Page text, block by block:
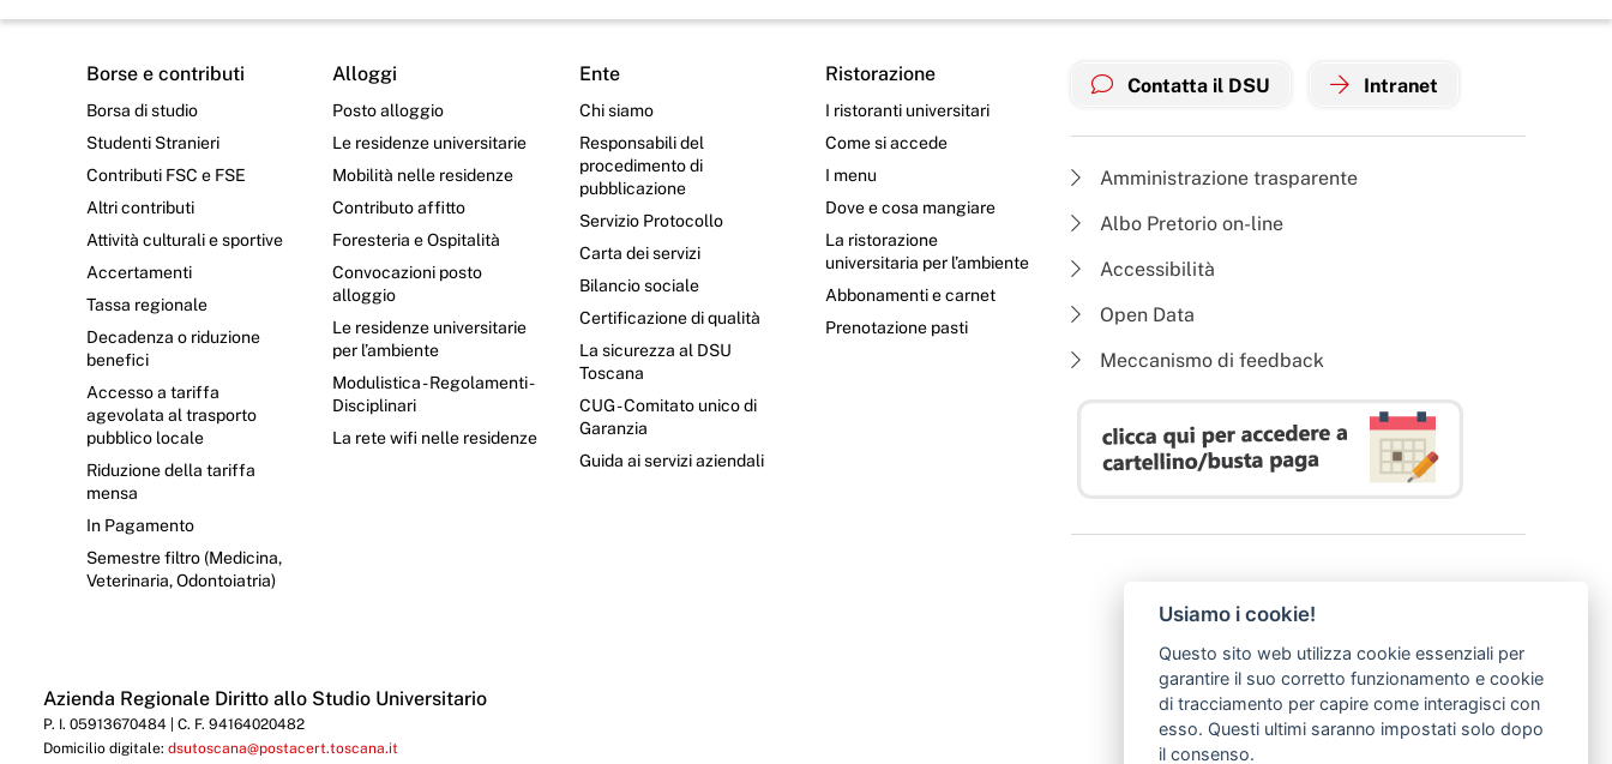
Borse e contributi
Borsa di studio
Studenti Stranieri
Contributi FSC e FSE
Altri contributi
Attività culturali e sportive
Accertamenti
Tassa regionale
Decadenza o riduzione
benefici
Accesso a tariffa
agevolata al trasporto
pubblico locale
Riduzione della tariffa
mensa
In Pagamento
Semestre filtro (Medicina,
Veterinaria, Odontoiatria)
Alloggi
Posto alloggio
Le residenze universitarie
Mobilità nelle residenze
Contributo affitto
Foresteria e Ospitalità
Convocazioni posto
alloggio
Le residenze universitarie
per l’ambiente
Modulistica - Regolamenti -
Disciplinari
La rete wifi nelle residenze
Ente
Chi siamo
Responsabili del
procedimento di
pubblicazione
Servizio Protocollo
Carta dei servizi
Bilancio sociale
Certificazione di qualità
La sicurezza al DSU
Toscana
CUG - Comitato unico di
Garanzia
Guida ai servizi aziendali
Ristorazione
I ristoranti universitari
Come si accede
I menu
Dove e cosa mangiare
La ristorazione
universitaria per l’ambiente
Abbonamenti e carnet
Prenotazione pasti
Contatta il DSU Intranet
Amministrazione trasparente
Albo Pretorio on-line
Accessibilità
Open Data
Meccanismo di feedback
Azienda Regionale Diritto allo Studio Universitario
P. I. 05913670484 | C. F. 94164020482
Domicilio digitale: dsutoscana@postacert.toscana.it
Usiamo i cookie!
Questo sito web utilizza cookie essenziali per
garantire il suo corretto funzionamento e cookie
di tracciamento per capire come interagisci con
esso. Questi ultimi saranno impostati solo dopo
il consenso.